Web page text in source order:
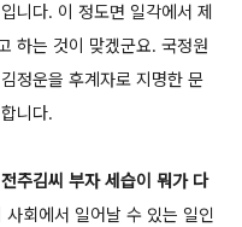
니다. 이 정도면 일각에서 제
하는 것이 맞겠군요. 국정원
정운을 후계자로 지명한 문
니다.
주김씨 부자 세습이 뭐가 다
회에서 일어날 수 있는 일인